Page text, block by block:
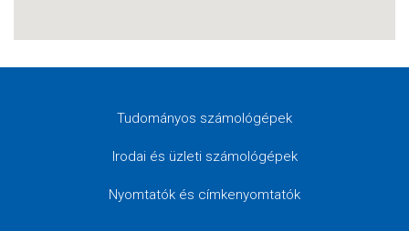
Tudományos számológépek
Irodai és üzleti számológépek
Nyomtatók és címkenyomtatók